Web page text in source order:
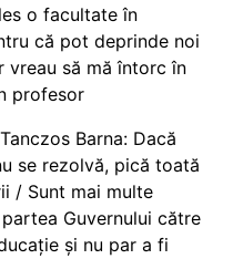
o facultate în
că pot deprinde noi
vreau să mă întorc în
profesor
Barna: Dacă
se rezolvă, pică toată
/ Sunt mai multe
Guvernului către
și nu par a fi